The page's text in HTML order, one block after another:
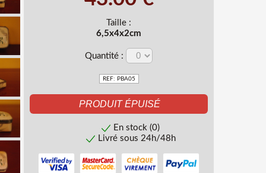
Taille :
6,5x4x2cm
Quantité :
REF: PBA05
En stock (0)
Livré sous 24h/48h